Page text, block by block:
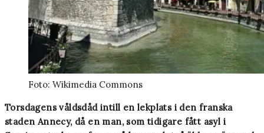
Foto: Wikimedia Commons
Torsdagens våldsdåd intill en lekplats i den franska
staden Annecy, då en man, som tidigare fått asyl i